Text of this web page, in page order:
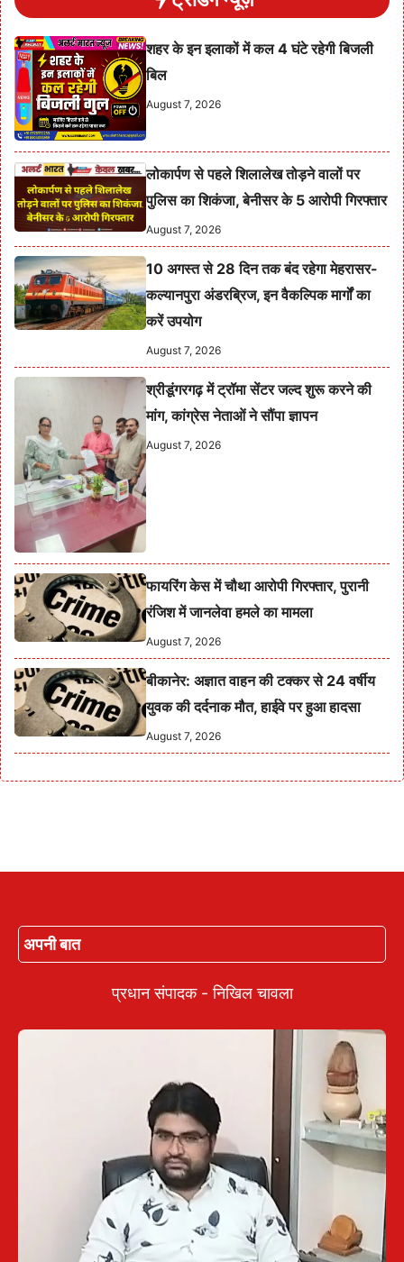
शहर के इन इलाकों में कल 4 घंटे रहेगी बिजली
बिल
August 7, 2026
लोकार्पण से पहले शिलालेख तोड़ने वालों पर
पुलिस का शिकंजा, बेनीसर के 5 आरोपी गिरफ्तार
August 7, 2026
10 अगस्त से 28 दिन तक बंद रहेगा मेहरासर-
कल्यानपुरा अंडरब्रिज, इन वैकल्पिक मार्गों का
करें उपयोग
August 7, 2026
श्रीडूंगरगढ़ में ट्रॉमा सेंटर जल्द शुरू करने की
मांग, कांग्रेस नेताओं ने सौंपा ज्ञापन
August 7, 2026
फायरिंग केस में चौथा आरोपी गिरफ्तार, पुरानी
रंजिश में जानलेवा हमले का मामला
August 7, 2026
बीकानेर: अज्ञात वाहन की टक्कर से 24 वर्षीय
युवक की दर्दनाक मौत, हाईवे पर हुआ हादसा
August 7, 2026
अपनी बात
प्रधान संपादक - निखिल चावला